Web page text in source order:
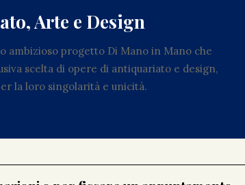
Arte e Design
ambizioso progetto Di Mano in Mano che
scelta di opere di antiquariato e design,
la loro singolarità e unicità.